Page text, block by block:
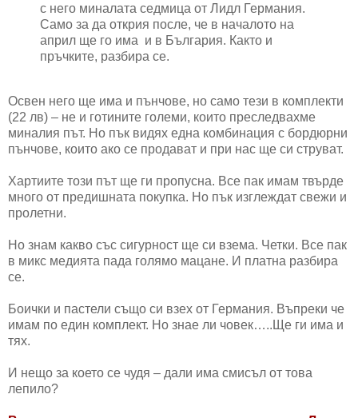
с него миналата седмица от Лидл Германия.
Само за да открия после, че в началото на
април ще го има и в България. Както и
пръчките, разбира се.
Освен него ще има и пънчове, но само тези в комплекти
(22 лв) – не и готините големи, които преследвахме
миналия път. Но пък видях една комбинация с бордюрни
пънчове, които ако се продават и при нас ще си струват.
Хартиите този път ще ги пропусна. Все пак имам твърде
много от предишната покупка. Но пък изглеждат свежи и
пролетни.
Но знам какво със сигурност ще си взема. Четки. Все пак
в микс медията пада голямо мацане. И платна разбира
се.
Боички и пастели също си взех от Германия. Въпреки че
имам по един комплект. Но знае ли човек…..Ще ги има и
тях.
И нещо за което се чудя – дали има смисъл от това
лепило?